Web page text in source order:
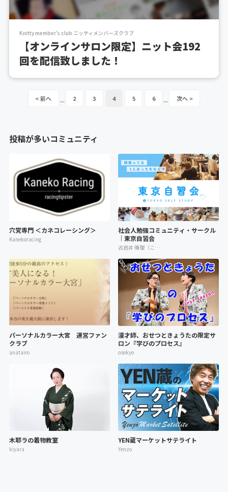
投稿が多いコミュニティ
穴党専門 ＜カネコレーシング＞
Kanekoracing
社会人勉強コミュニティ・サークル
｜東京自習会
古岩井 脩理（こいわい しゅり）
パーソナルカラー大宮 運営ファン
クラブ
anatairo
漫才師、おせつときょうたの限定サ
ロン『学びのプロセス』
osekyo
木耶ラの着物教室
kiyara
YEN蔵マーケットサテライト
Yenzo
Knitty member's club ニッティメンバーズクラブ
【オンラインサロン限定】ニット会192
回を配信致しました！
... 2 3 4 5 6 ...